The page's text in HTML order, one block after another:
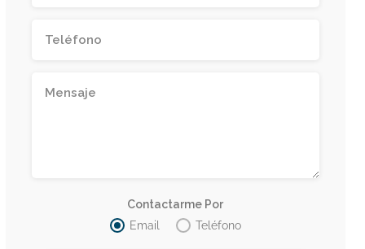
Contactarme Por
Email
Teléfono